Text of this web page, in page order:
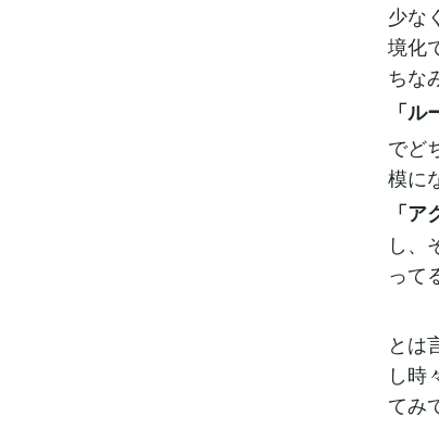
少な
境化
ちな
「
でど
模に
「ア
し、
って
とは
し時
てみ